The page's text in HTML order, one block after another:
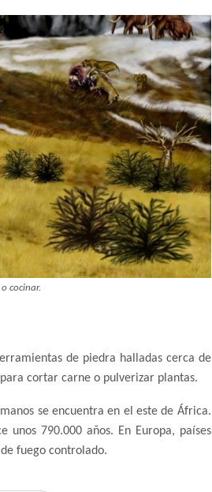
cocinar.
de piedra halladas cerca de
cortar carne o pulverizar plantas.
se encuentra en el este de África.
unos 790.000 años. En Europa, países
fuego controlado.